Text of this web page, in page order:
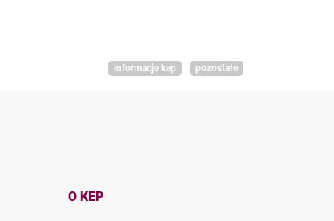
informacje kep pozostałe
O KEP